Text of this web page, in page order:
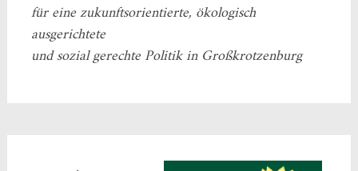
für eine zukunftsorientierte, ökologisch
ausgerichtete
und sozial gerechte Politik in Großkrotzenburg